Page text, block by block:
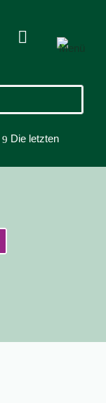

9 Die letzten